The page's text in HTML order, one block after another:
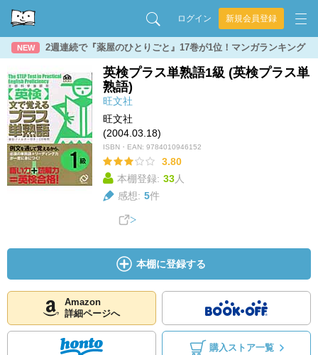
ログイン 新規会員登録
NEW 2週連続で『薬屋のひとりごと』17巻が1位！マンガランキング
英検プラス単熟語1級 (英検プラス単
熟語)
旺文社
旺文社
(2004.03.18)
ISBN・EAN: 9784010946152
3.80
本棚登録: 33人
感想: 5件
本棚に登録する
Amazon
詳細ページへ
購入ストア一覧